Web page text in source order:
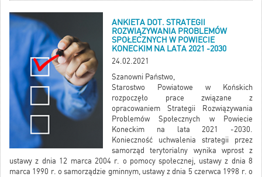
ANKIETA DOT. STRATEGII
ROZWIĄZYWANIA PROBLEMÓW
SPOŁECZNYCH W POWIECIE
KONECKIM NA LATA 2021 -2030
24.02.2021
Szanowni Państwo,
Starostwo Powiatowe w Końskich
rozpoczęło prace związane z
opracowaniem Strategii Rozwiązywania
Problemów Społecznych w Powiecie
Koneckim na lata 2021 -2030.
Konieczność uchwalenia strategii przez
samorząd terytorialny wynika wprost z
ustawy z dnia 12 marca 2004 r. o pomocy społecznej, ustawy z dnia 8
marca 1990 r. o samorządzie gminnym, ustawy z dnia 5 czerwca 1998 r. o